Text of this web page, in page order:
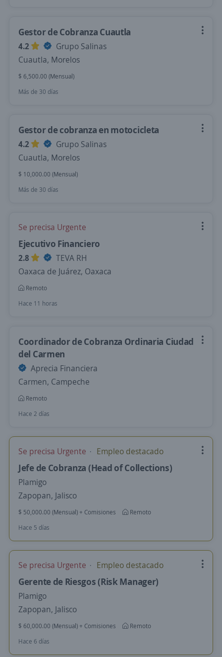
Gestor de Cobranza Cuautla
4.2
Grupo Salinas
Cuautla, Morelos
$ 6,500.00 (Mensual)
Más de 30 días
Gestor de cobranza en motocicleta
4.2
Grupo Salinas
Cuautla, Morelos
$ 10,000.00 (Mensual)
Más de 30 días
Se precisa Urgente
Ejecutivo Financiero
2.8
TEVA RH
Oaxaca de Juárez, Oaxaca
Remoto
Hace 11 horas
Coordinador de Cobranza Ordinaria Ciudad
del Carmen
Aprecia Financiera
Carmen, Campeche
Remoto
Hace 2 días
Se precisa Urgente Empleo destacado
Jefe de Cobranza (Head of Collections)
Plamigo
Zapopan, Jalisco
$ 50,000.00 (Mensual) + Comisiones
Remoto
Hace 5 días
Se precisa Urgente Empleo destacado
Gerente de Riesgos (Risk Manager)
Plamigo
Zapopan, Jalisco
$ 60,000.00 (Mensual) + Comisiones
Remoto
Hace 6 días